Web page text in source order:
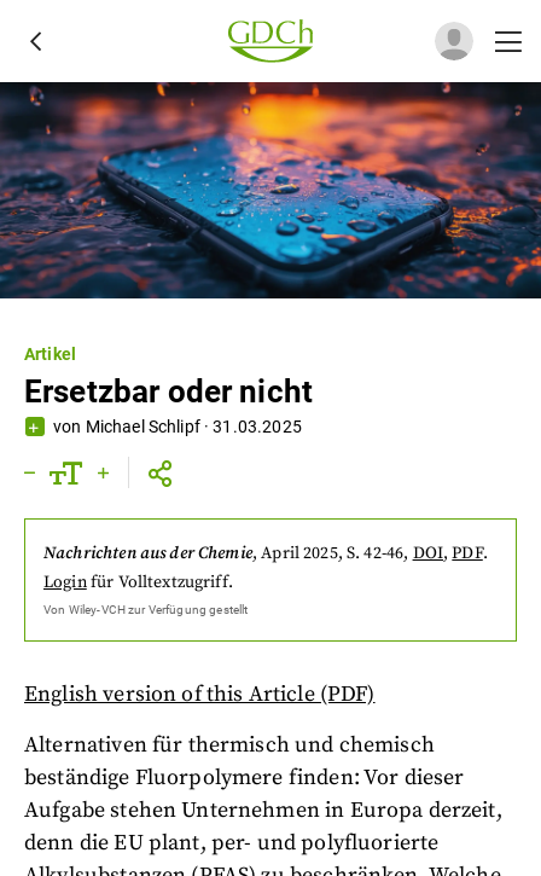
Artikel
Ersetzbar oder nicht
von Michael Schlipf·31.03.2025
Nachrichten aus der Chemie,April 2025, S. 42-46, DOI,PDF.
Loginfür Volltextzugriff.
Von Wiley-VCHzur Verfügung gestellt
English version of this Article (PDF)
Alternativen für thermisch und chemisch
beständige Fluorpolymere finden: Vor dieser
Aufgabe stehen Unternehmen in Europa derzeit,
denn die EU plant, per- und polyfluorierte